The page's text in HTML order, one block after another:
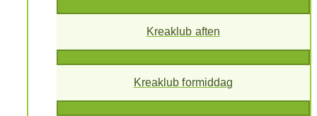
Kreaklub aften
Kreaklub formiddag